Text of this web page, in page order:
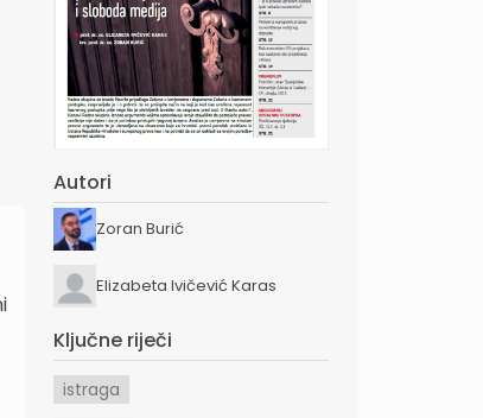
Autori
Zoran Burić
Elizabeta Ivičević Karas
Ključne riječi
istraga